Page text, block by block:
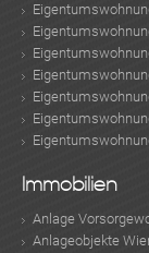
Immobilien
Anlage
Anlageobjekte